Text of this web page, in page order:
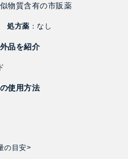
物質含有の市販薬
処方薬 ：なし
品を紹介
使用方法
の目安>